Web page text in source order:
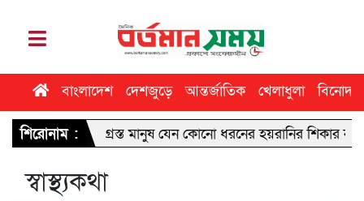
বাংলাদেশ দেশজুড়ে আন্তর্জাতিক খেলাধুলা বিনোদন
শিরোনাম :
ক্ষতিগ্রস্ত মানুষ যেন কোনো ধরনের হয়রানির শিকার না হয়: ডিসি
স্বাস্থ্যকথা